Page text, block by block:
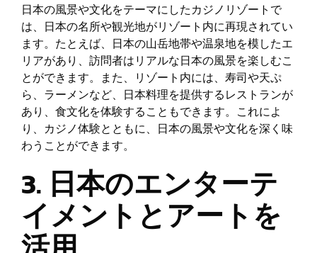
日本の風景や文化をテーマにしたカジノリゾートで
は、日本の名所や観光地がリゾート内に再現されてい
ます。たとえば、日本の山岳地帯や温泉地を模したエ
リアがあり、訪問者はリアルな日本の風景を楽しむこ
とができます。また、リゾート内には、寿司や天ぷ
ら、ラーメンなど、日本料理を提供するレストランが
あり、食文化を体験することもできます。これによ
り、カジノ体験とともに、日本の風景や文化を深く味
わうことができます。
3. 日本のエンターテ
イメントとアートを